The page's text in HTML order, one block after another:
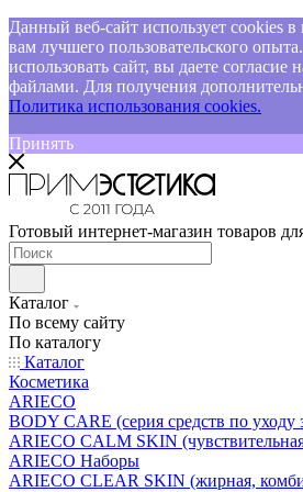
Данный веб-сайт использует cookies в
вам лучшего пользовательского
использовать сайт, вы даете согласие
файлами. Для получения
Политика использования cookies.
Принять
Готовый интернет-магазин товаров
Каталог
По всему сайту
По каталогу
Каталог
Косметика
ARIECO
BODY CARE (серия средств по уходу
ARIECO CALM SKIN
ARIECO Наборы
ARIECO CLEAR SKIN (жирная,